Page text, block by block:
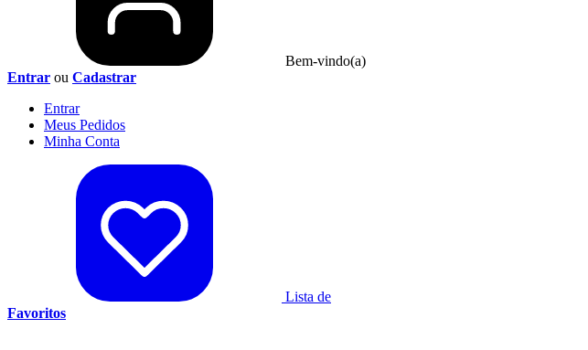
Bem-vindo(a)
Entrar ou Cadastrar
Entrar
Meus Pedidos
Minha Conta
Lista de
Favoritos